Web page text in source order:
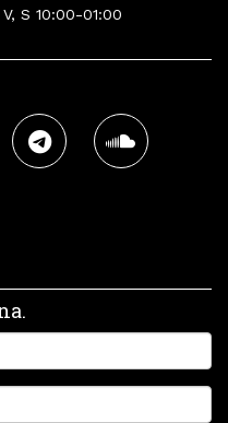
S 10:00-01:00